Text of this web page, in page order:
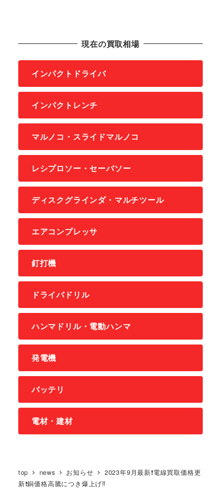
現在の買取相場
インパクトドライバ
インパクトレンチ
マルノコ・スライドマルノコ
レシプロソー・セーバソー
ディスクグラインダ・マルチツール
エアコンプレッサ
釘打機
ドライバドリル
ハンマドリル・電動ハンマ
発電機
バッテリ
電材・建材
top news お知らせ
2023年9月最新❗電線買取価格更
新❗銅価格高騰につき爆上げ‼